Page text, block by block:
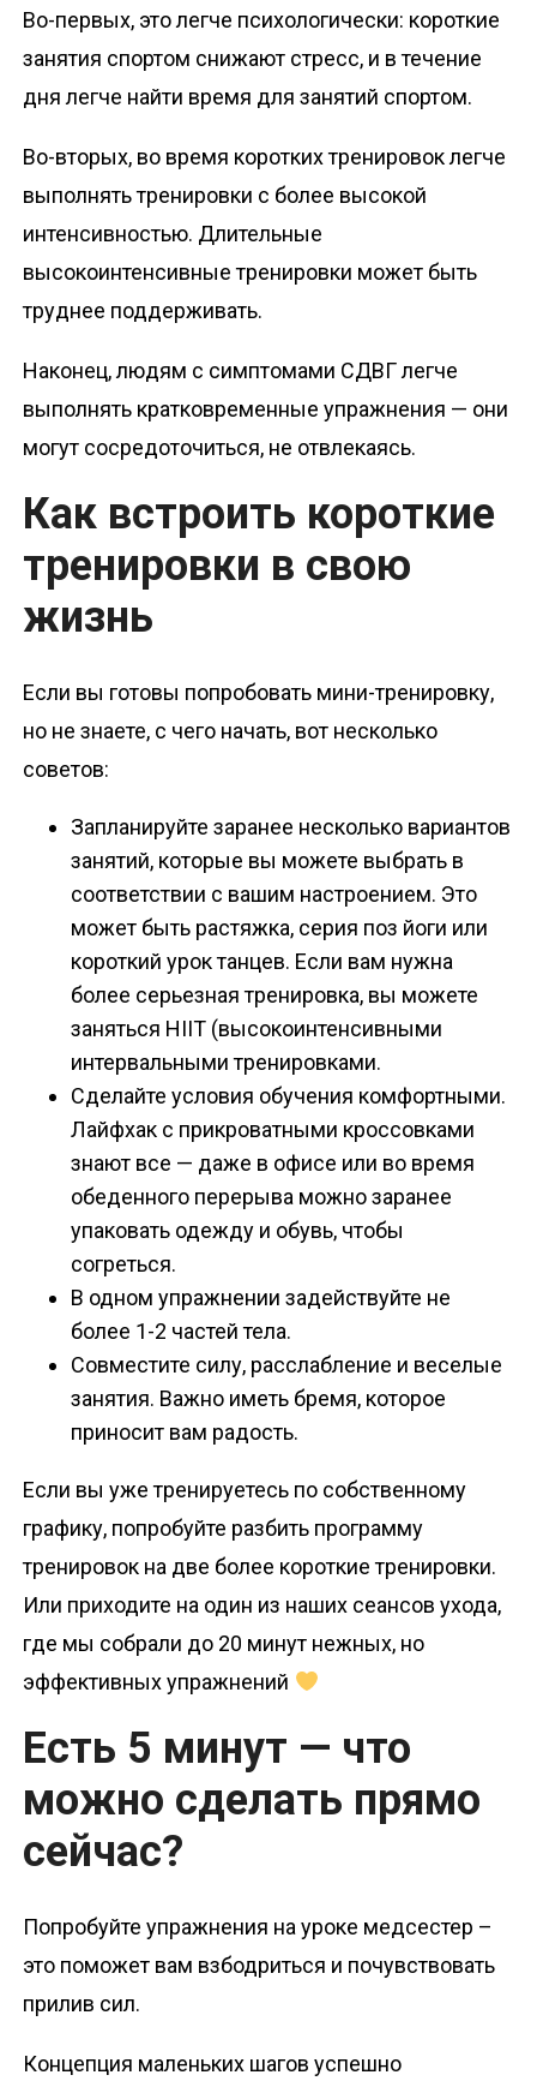
Во-первых, это легче психологически: короткие
занятия спортом снижают стресс, и в течение
дня легче найти время для занятий спортом.
Во-вторых, во время коротких тренировок легче
выполнять тренировки с более высокой
интенсивностью. Длительные
высокоинтенсивные тренировки может быть
труднее поддерживать.
Наконец, людям с симптомами СДВГ легче
выполнять кратковременные упражнения — они
могут сосредоточиться, не отвлекаясь.
Как встроить короткие
тренировки в свою
жизнь
Если вы готовы попробовать мини-тренировку,
но не знаете, с чего начать, вот несколько
советов:
Запланируйте заранее несколько вариантов
занятий, которые вы можете выбрать в
соответствии с вашим настроением. Это
может быть растяжка, серия поз йоги или
короткий урок танцев. Если вам нужна
более серьезная тренировка, вы можете
заняться HIIT (высокоинтенсивными
интервальными тренировками.
Сделайте условия обучения комфортными.
Лайфхак с прикроватными кроссовками
знают все — даже в офисе или во время
обеденного перерыва можно заранее
упаковать одежду и обувь, чтобы
согреться.
В одном упражнении задействуйте не
более 1-2 частей тела.
Совместите силу, расслабление и веселые
занятия. Важно иметь бремя, которое
приносит вам радость.
Если вы уже тренируетесь по собственному
графику, попробуйте разбить программу
тренировок на две более короткие тренировки.
Или приходите на один из наших сеансов ухода,
где мы собрали до 20 минут нежных, но
эффективных упражнений
Есть 5 минут — что
можно сделать прямо
сейчас?
Попробуйте упражнения на уроке медсестер –
это поможет вам взбодриться и почувствовать
прилив сил.
Концепция маленьких шагов успешно